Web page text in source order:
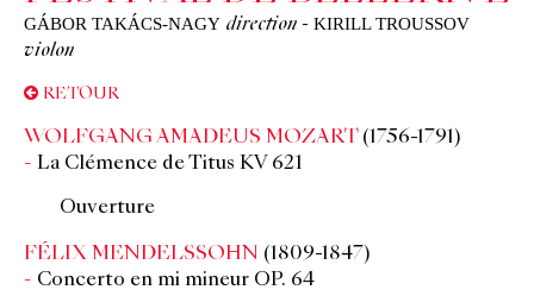
GÁBOR TAKÁCS-NAGY direction - KIRILL TROUSSOV
violon
RETOUR
WOLFGANG AMADEUS MOZART (1756-1791)
La Clémence de Titus KV 621
Ouverture
FÉLIX MENDELSSOHN (1809-1847)
Concerto en mi mineur OP. 64